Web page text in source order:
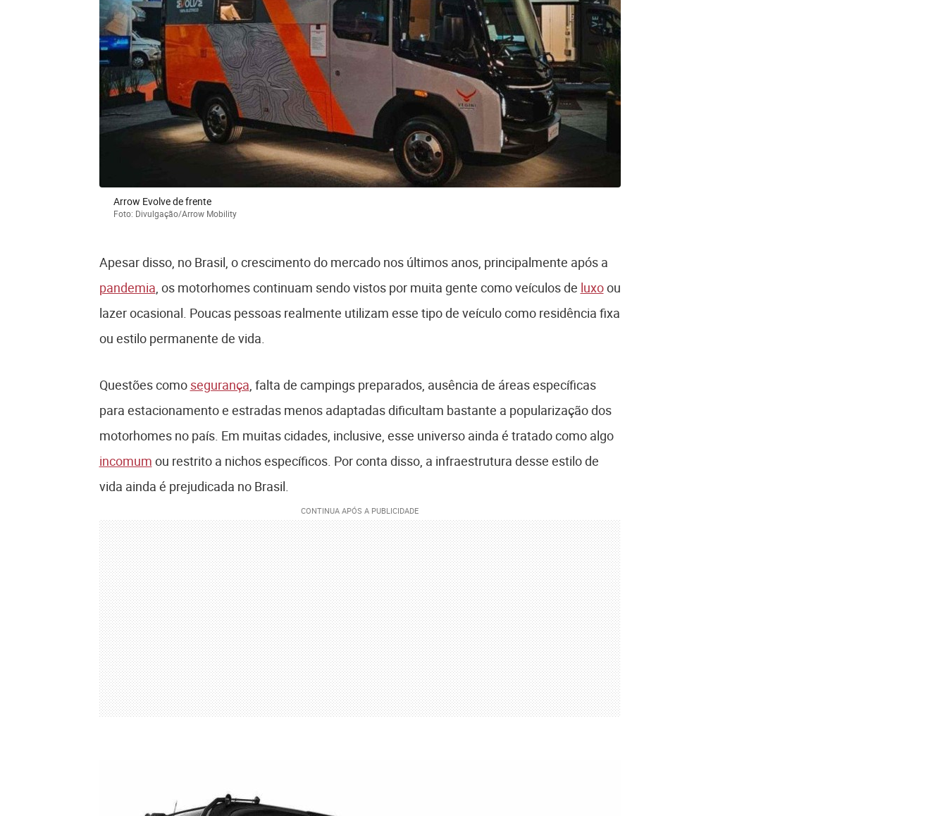
Arrow Evolve de frente
Foto: Divulgação/Arrow Mobility
Apesar disso, no Brasil, o crescimento do mercado nos últimos anos, principalmente após a
pandemia , os motorhomes continuam sendo vistos por muita gente como veículos de luxoou
lazer ocasional. Poucas pessoas realmente utilizam esse tipo de veículo como residência fixa
ou estilo permanente de vida.
Questões como segurança , falta de campings preparados, ausência de áreas específicas
para estacionamento e estradas menos adaptadas dificultam bastante a popularização dos
motorhomes no país. Em muitas cidades, inclusive, esse universo ainda é tratado como algo
incomum ou restrito a nichos específicos. Por conta disso, a infraestrutura desse estilo de
vida ainda é prejudicada no Brasil.